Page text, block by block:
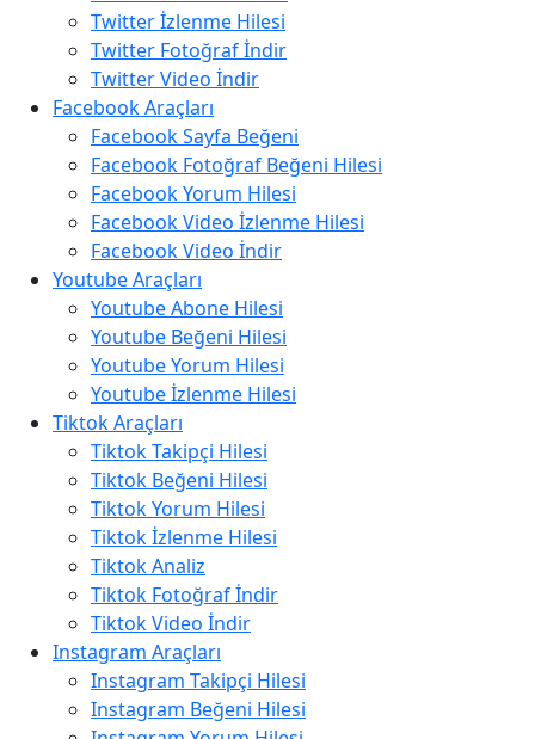
Twitter İzlenme Hilesi
Twitter Fotoğraf İndir
Twitter Video İndir
Facebook Araçları
Facebook Sayfa Beğeni
Facebook Fotoğraf Beğeni Hilesi
Facebook Yorum Hilesi
Facebook Video İzlenme Hilesi
Facebook Video İndir
Youtube Araçları
Youtube Abone Hilesi
Youtube Beğeni Hilesi
Youtube Yorum Hilesi
Youtube İzlenme Hilesi
Tiktok Araçları
Tiktok Takipçi Hilesi
Tiktok Beğeni Hilesi
Tiktok Yorum Hilesi
Tiktok İzlenme Hilesi
Tiktok Analiz
Tiktok Fotoğraf İndir
Tiktok Video İndir
Instagram Araçları
Instagram Takipçi Hilesi
Instagram Beğeni Hilesi